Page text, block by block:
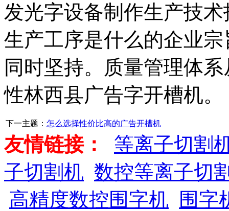
发光字设备制作生产技
生产工序是什么的企业
同时坚持。质量管理体
性林西县广告字开槽机。
下一主题： 怎么选择性价比高的广告开槽机
友情链接：
等离子切割
子切割机 数控等离子切
高精度数控围字机
围字